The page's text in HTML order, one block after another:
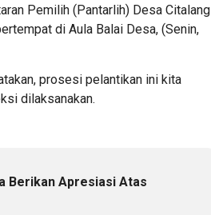
Pemilih (Pantarlih) Desa Citalang
di Aula Balai Desa, (Senin,
prosesi pelantikan ini kita
dilaksanakan.
Berikan Apresiasi Atas